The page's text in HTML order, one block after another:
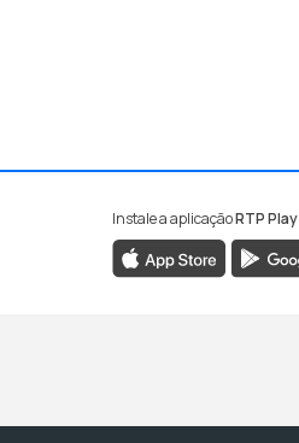
Instale a aplicaçãoRTP Play